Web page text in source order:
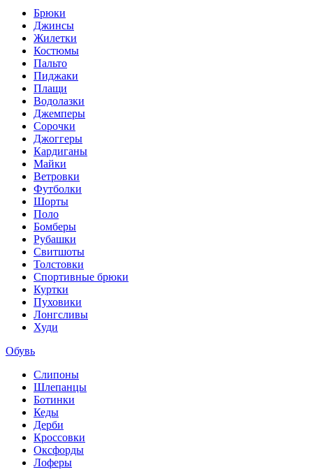
Брюки
Джинсы
Жилетки
Костюмы
Пальто
Пиджаки
Плащи
Водолазки
Джемперы
Сорочки
Джоггеры
Кардиганы
Майки
Ветровки
Футболки
Шорты
Поло
Бомберы
Рубашки
Свитшоты
Толстовки
Спортивные брюки
Куртки
Пуховики
Лонгсливы
Худи
Обувь
Слипоны
Шлепанцы
Ботинки
Кеды
Дерби
Кроссовки
Оксфорды
Лоферы